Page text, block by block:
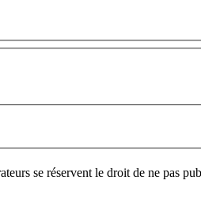
se réservent le droit de ne pas